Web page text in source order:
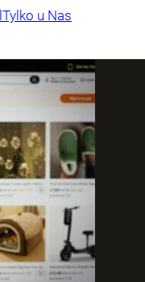
Tylko u Nas